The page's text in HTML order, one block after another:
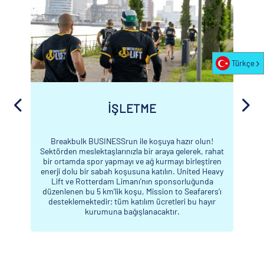
Breakbulk Bulvar Partisi
Salı akşamı düzenlenecek Karşılama
Resepsiyonu’nun ardından, Schiedamse Vest’teki
Breakbulk Boulevard’da heyecana devam edin! Bu
canlı sokak partisi, yerel restoranların lezzetli yiyecek
ve içecekleri, enerji verici müzik ve eşsiz ağ
oluşturma fırsatlarıyla renkleniyor. Kaçırmak
istemeyeceğiniz bu canlı atmosferde diğer
katılımcılarla kaynaşın, rahatlayın ve kutlama
alır esasına göre yapılacaktır; giriş garantisi
Türkçe